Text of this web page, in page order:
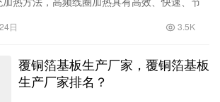
高频线圈
日 3.5K
覆铜箔基板生产厂家，覆铜箔基板
生产厂家排名？